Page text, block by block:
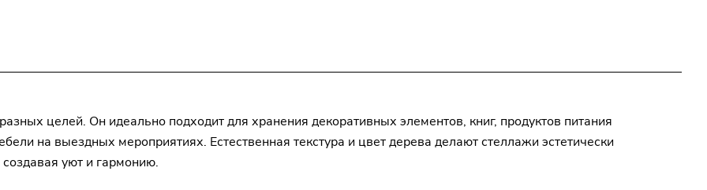
целей. Он идеально подходит для хранения декоративных элементов, книг, продуктов питания
на выездных мероприятиях. Естественная текстура и цвет дерева делают стеллажи эстетически
уют и гармонию.